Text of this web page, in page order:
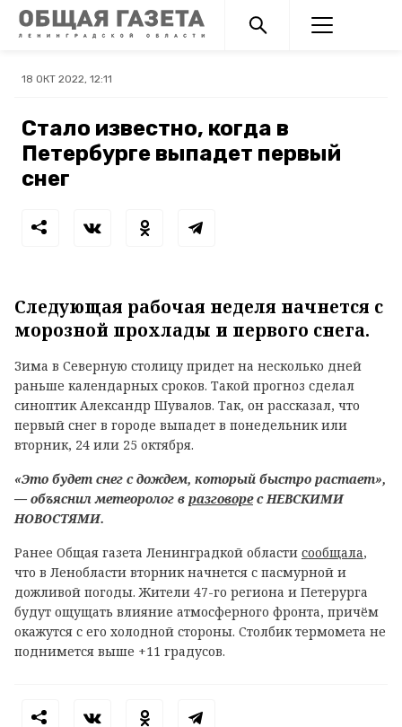
18 ОКТ 2022, 12:11
Стало известно, когда в
Петербурге выпадет первый
снег
Следующая рабочая неделя начнется с
морозной прохлады и первого снега.
Зима в Северную столицу придет на несколько дней
раньше календарных сроков. Такой прогноз сделал
синоптик Александр Шувалов. Так, он рассказал, что
первый снег в городе выпадет в понедельник или
вторник, 24 или 25 октября.
«Это будет снег с дождем, который быстро растает»,
— объяснил метеоролог в разговорес НЕВСКИМИ
НОВОСТЯМИ.
Ранее Общая газета Ленинградкой области сообщала,
что в Ленобласти вторник начнется с пасмурной и
дожливой погоды. Жители 47-го региона и Петерурга
будут ощущать влияние атмосферного фронта, причём
окажутся с его холодной стороны. Столбик термомета не
поднимется выше +11 градусов.